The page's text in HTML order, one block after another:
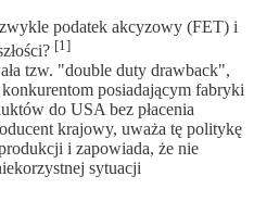
podatek akcyzowy (FET) i
[1]
tzw. "double duty drawback",
posiadającym fabryki
do USA bez płacenia
krajowy, uważa tę politykę
i zapowiada, że nie
sytuacji